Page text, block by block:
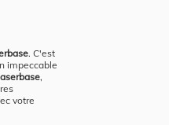
. C'est
impeccable
,
votre